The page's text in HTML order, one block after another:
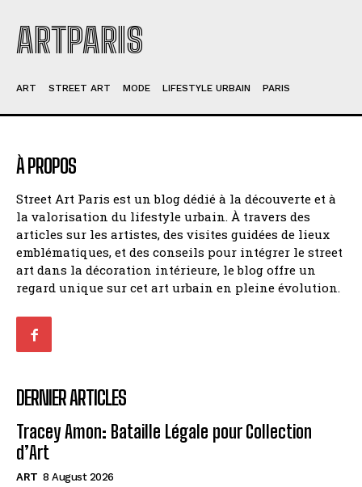
ARTPARIS
ART STREET ART MODE LIFESTYLE URBAIN PARIS
À PROPOS
Street Art Paris est un blog dédié à la découverte et à
la valorisation du lifestyle urbain. À travers des
articles sur les artistes, des visites guidées de lieux
emblématiques, et des conseils pour intégrer le street
art dans la décoration intérieure, le blog offre un
regard unique sur cet art urbain en pleine évolution.
DERNIER ARTICLES
Tracey Amon: Bataille Légale pour Collection
d’Art
ART 8 August 2026